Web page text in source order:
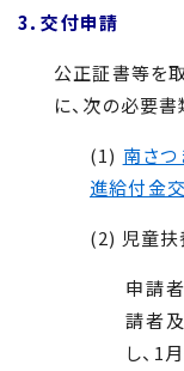
3．交付申請
公正証書等を
に、次の必要
(1) 南さ
進給付金
(2) 児童扶
申請
請者
し、1